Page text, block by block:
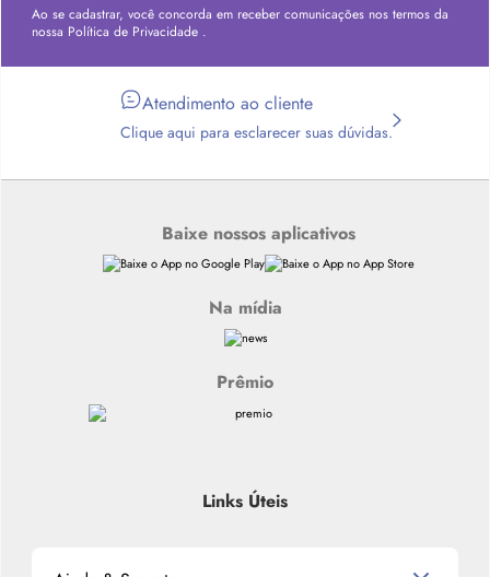
Ao se cadastrar, você concorda em receber comunicações nos termos da
nossa Política de Privacidade .
Atendimento ao cliente
Clique aqui para esclarecer suas dúvidas.
Baixe nossos aplicativos
Na mídia
Prêmio
Links Úteis